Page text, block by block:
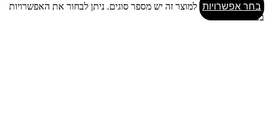
בחר אפשרויות למוצר זה יש מספר סוגים. ניתן לבחור את האפשרויות
בעמוד המוצר